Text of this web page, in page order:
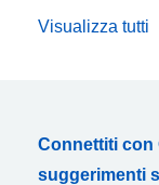
Visualizza tutti
Connettiti con
suggerimenti